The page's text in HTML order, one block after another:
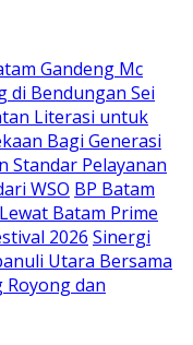
Gandeng Mc
di Bendungan Sei
Literasi untuk
Bagi Generasi
Standar Pelayanan
WSO BP Batam
Batam Prime
2026 Sinergi
Utara Bersama
Royong dan